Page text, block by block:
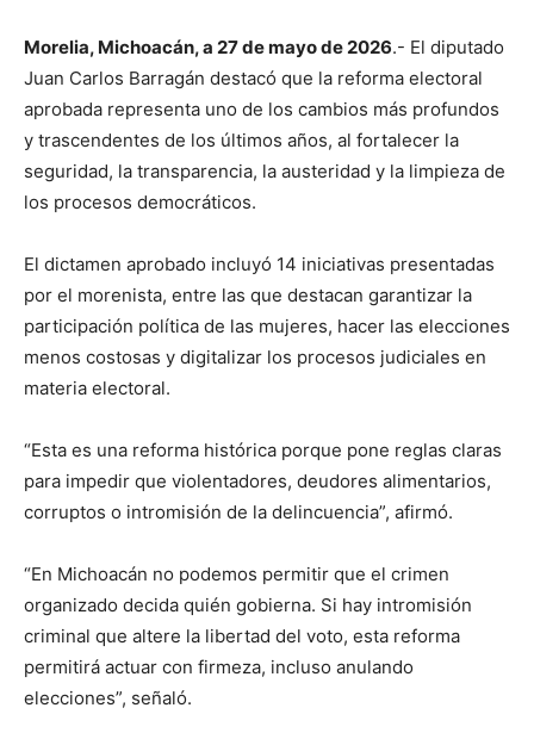
Morelia, Michoacán, a 27 de mayo de 2026.- El diputado
Juan Carlos Barragán destacó que la reforma electoral
aprobada representa uno de los cambios más profundos
y trascendentes de los últimos años, al fortalecer la
seguridad, la transparencia, la austeridad y la limpieza de
los procesos democráticos.
El dictamen aprobado incluyó 14 iniciativas presentadas
por el morenista, entre las que destacan garantizar la
participación política de las mujeres, hacer las elecciones
menos costosas y digitalizar los procesos judiciales en
materia electoral.
“Esta es una reforma histórica porque pone reglas claras
para impedir que violentadores, deudores alimentarios,
corruptos o intromisión de la delincuencia”, afirmó.
“En Michoacán no podemos permitir que el crimen
organizado decida quién gobierna. Si hay intromisión
criminal que altere la libertad del voto, esta reforma
permitirá actuar con firmeza, incluso anulando
elecciones”, señaló.